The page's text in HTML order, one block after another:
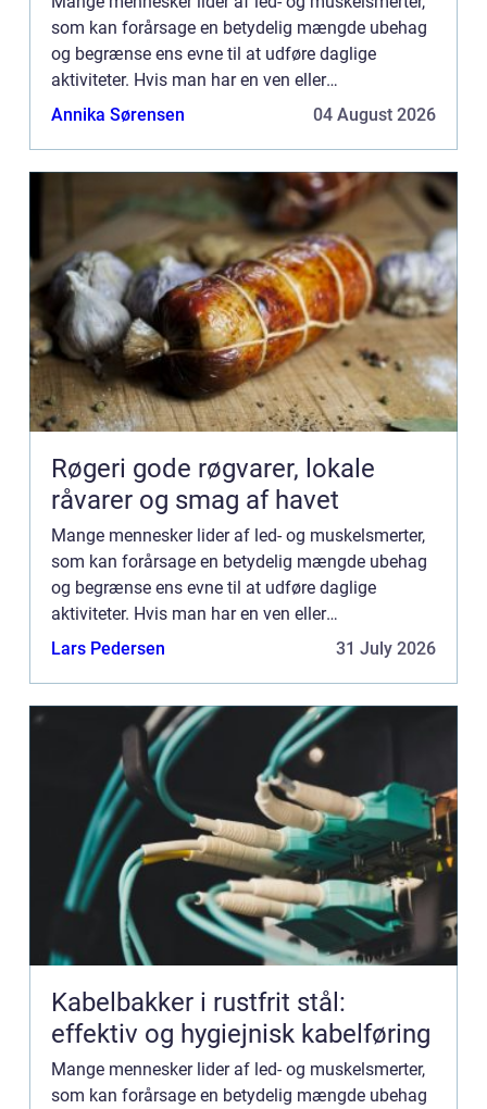
som kan forårsage en betydelig mængde ubehag
og begrænse ens evne til at udføre daglige
aktiviteter. Hvis man har en ven eller
familiemedlem, der lider af disse smerter, kan
Annika Sørensen 04 August 2026
Røgeri gode røgvarer, lokale
råvarer og smag af havet
Mange mennesker lider af led- og muskelsmerter,
som kan forårsage en betydelig mængde ubehag
og begrænse ens evne til at udføre daglige
aktiviteter. Hvis man har en ven eller
familiemedlem, der lider af disse smerter, kan
Lars Pedersen 31 July 2026
Kabelbakker i rustfrit stål:
effektiv og hygiejnisk kabelføring
Mange mennesker lider af led- og muskelsmerter,
som kan forårsage en betydelig mængde ubehag